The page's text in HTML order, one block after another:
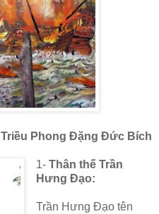
Triều Phong Đặng Đức Bích
1- Thân thế Trần
Hưng Đạo:
Trần Hưng Đạo tên